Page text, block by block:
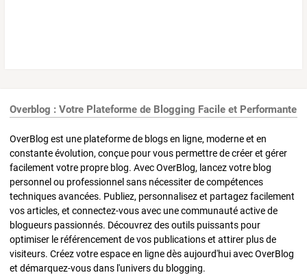
Overblog : Votre Plateforme de Blogging Facile et Performante
OverBlog est une plateforme de blogs en ligne, moderne et en
constante évolution, conçue pour vous permettre de créer et gérer
facilement votre propre blog. Avec OverBlog, lancez votre blog
personnel ou professionnel sans nécessiter de compétences
techniques avancées. Publiez, personnalisez et partagez facilement
vos articles, et connectez-vous avec une communauté active de
blogueurs passionnés. Découvrez des outils puissants pour
optimiser le référencement de vos publications et attirer plus de
visiteurs. Créez votre espace en ligne dès aujourd'hui avec OverBlog
et démarquez-vous dans l'univers du blogging.